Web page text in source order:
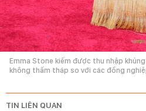
Emma Stone kiếm được thu nhập
không thấm tháp so với các đồng
TIN LIÊN QUAN